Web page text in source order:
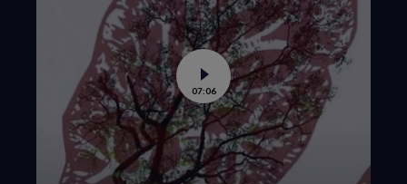
Voir
la
vidéo
de
Des
nanos
plein
les
bronches
07:06